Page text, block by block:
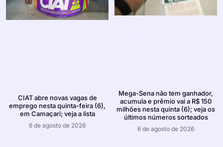
CIAT abre novas vagas de
emprego nesta quinta-feira (6),
em Camaçari; veja a lista
6 de agosto de 2026
Mega-Sena não tem ganhador,
acumula e prêmio vai a R$ 150
milhões nesta quinta (6); veja os
últimos números sorteados
6 de agosto de 2026